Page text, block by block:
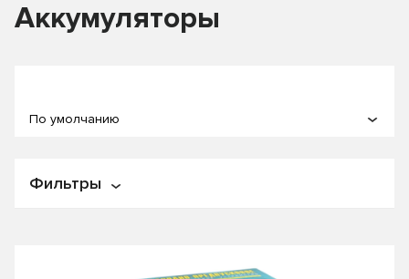
Аккумуляторы
По умолчанию
По названию
Фильтры